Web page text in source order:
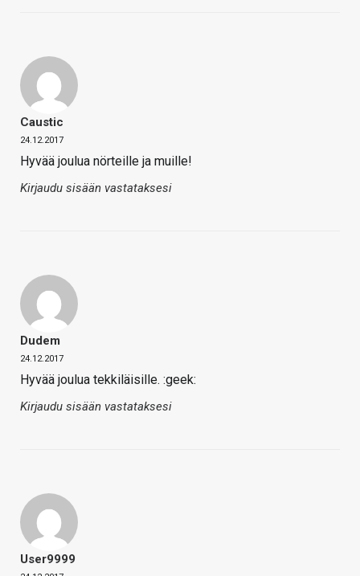
Caustic
24.12.2017
Hyvää joulua nörteille ja muille!
Kirjaudu sisään vastataksesi
Dudem
24.12.2017
Hyvää joulua tekkiläisille. :geek:
Kirjaudu sisään vastataksesi
User9999